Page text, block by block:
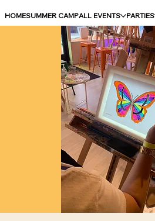
HOMESUMMER CAMPALL EVENTS PARTIES